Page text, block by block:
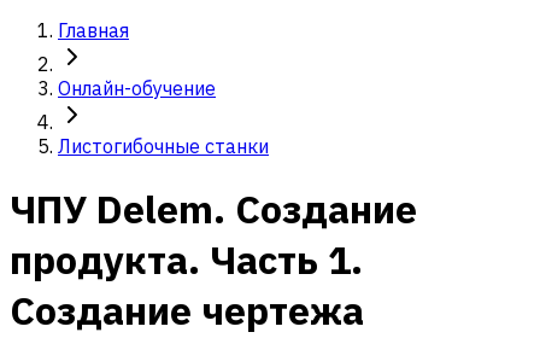
Главная
Онлайн-обучение
Листогибочные станки
ЧПУ Delem. Создание
продукта. Часть 1.
Создание чертежа